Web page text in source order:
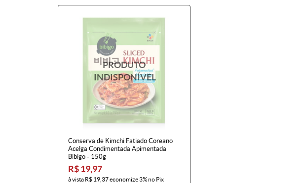
Conserva de Kimchi Fatiado Coreano
Acelga Condimentada Apimentada
Bibigo - 150g
R$ 19,97
à vista R$ 19,37economize3%no Pix